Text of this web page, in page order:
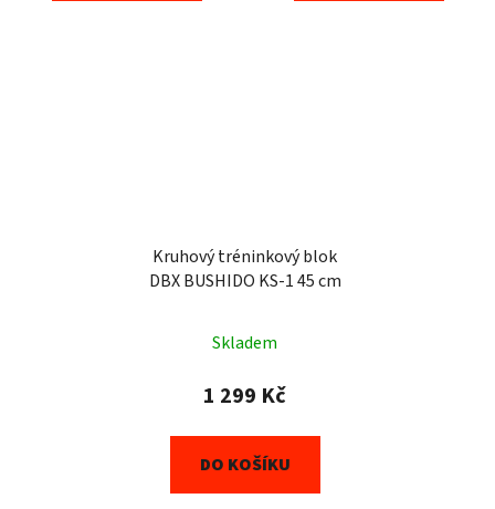
Kruhový tréninkový blok
DBX BUSHIDO KS-1 45 cm
Skladem
1 299 Kč
DO KOŠÍKU